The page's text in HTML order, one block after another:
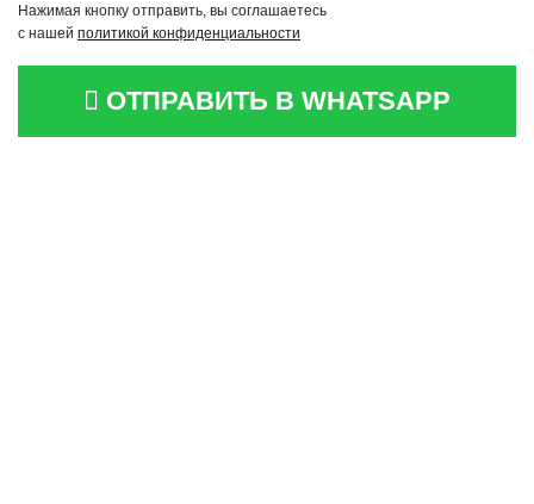
Нажимая кнопку отправить, вы соглашаетесь
с нашей политикой конфиденциальности
ОТПРАВИТЬ В WHATSAPP